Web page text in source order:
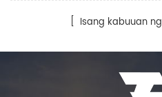
[ Isang kabuuan ng